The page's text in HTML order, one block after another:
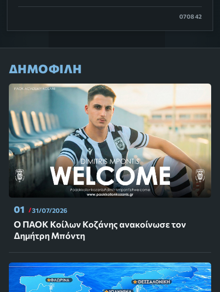
0708 42
ΔΗΜΟΦΙΛΗ
01 31/07/2026
Ο ΠΑΟΚ Κοίλων Κοζάνης ανακοίνωσε τον
Δημήτρη Μπόντη